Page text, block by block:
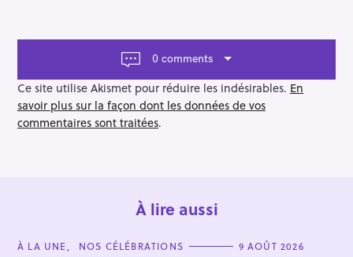
a
g
a
t
i
0 comments
Ce site utilise Akismet pour réduire les indésirables. En
savoir plus sur la façon dont les données de vos
commentaires sont traitées.
À lire aussi
C
À LA UNE NOS CÉLÉBRATIONS 9 AOÛT 2026